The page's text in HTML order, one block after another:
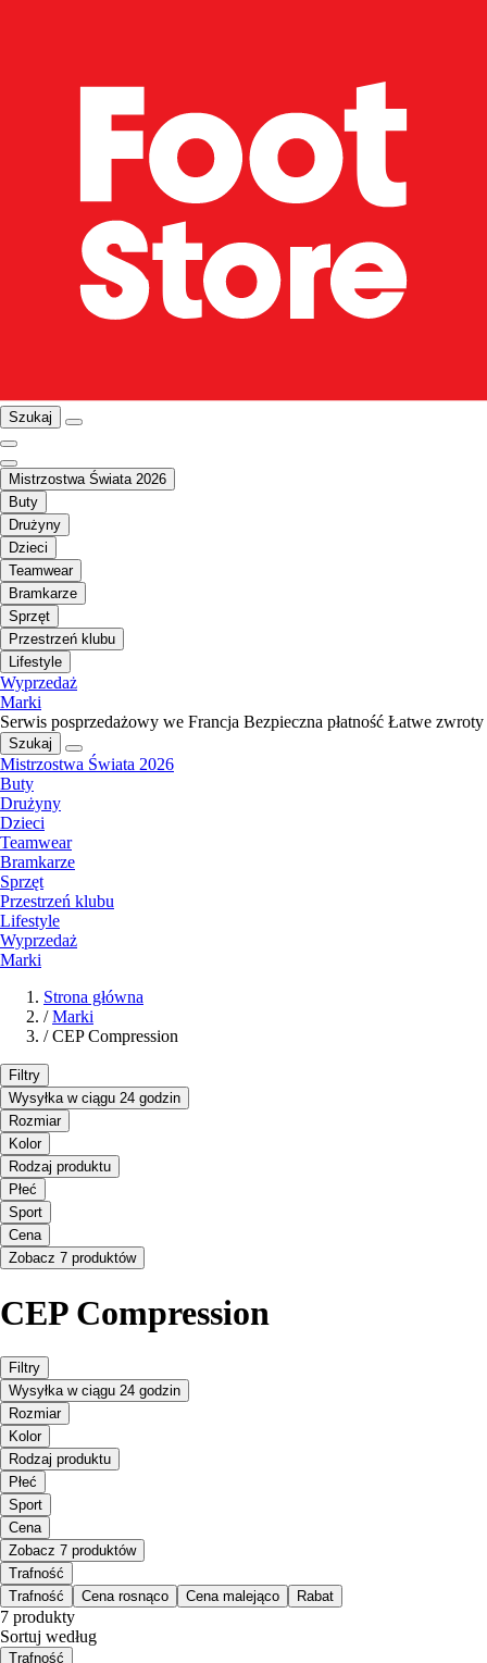
Szukaj
Mistrzostwa Świata 2026
Buty
Drużyny
Dzieci
Teamwear
Bramkarze
Sprzęt
Przestrzeń klubu
Lifestyle
Wyprzedaż
Marki
Serwis posprzedażowy we Francja Bezpieczna płatność Łatwe zwroty
Szukaj
Mistrzostwa Świata 2026
Buty
Drużyny
Dzieci
Teamwear
Bramkarze
Sprzęt
Przestrzeń klubu
Lifestyle
Wyprzedaż
Marki
Strona główna
/ Marki
/ CEP Compression
Filtry
Wysyłka w ciągu 24 godzin
Rozmiar
Kolor
Rodzaj produktu
Płeć
Sport
Cena
Zobacz 7 produktów
CEP Compression
Filtry
Wysyłka w ciągu 24 godzin
Rozmiar
Kolor
Rodzaj produktu
Płeć
Sport
Cena
Zobacz 7 produktów
Trafność
Trafność
Cena rosnąco Cena malejąco Rabat
7 produkty
Sortuj według
Trafność